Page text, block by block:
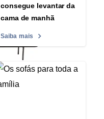
consegue levantar da
cama de manhã
Saiba mais